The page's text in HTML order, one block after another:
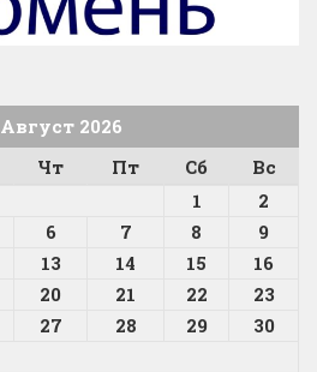
Август 2026
Чт Пт Сб
Вс
1
2
6 7 8
9
13 14 15
16
20 21 22
23
27 28 29
30